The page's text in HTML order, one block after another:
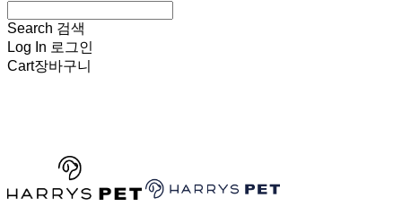
Search 검색
Log In 로그인
Cart장바구니